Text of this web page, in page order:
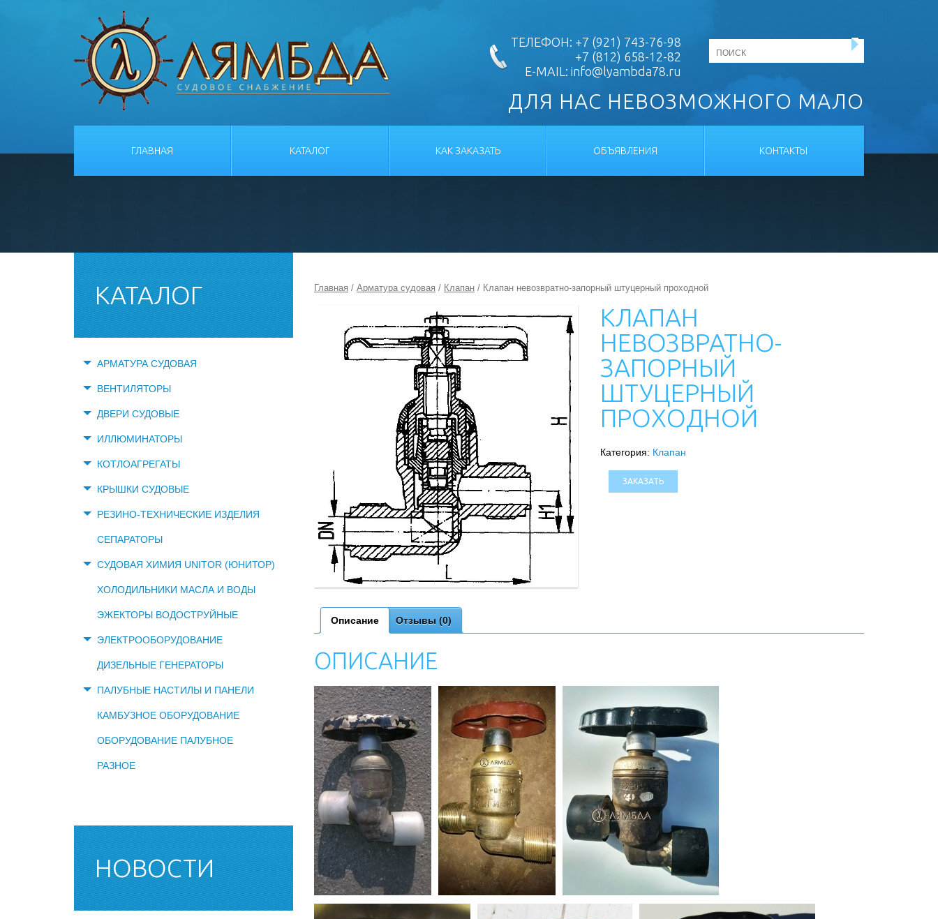
ТЕЛЕФОН: +7 (921) 743-76-98
+7 (812) 658-12-82
E-MAIL: info@lyambda78.ru
ДЛЯ НАС НЕВОЗМОЖНОГО МАЛО
ГЛАВНАЯ КАТАЛОГ КАК ЗАКАЗАТЬ ОБЪЯВЛЕНИЯ КОНТАКТЫ
КАТАЛОГ
АРМАТУРА СУДОВАЯ
ВЕНТИЛЯТОРЫ
ДВЕРИ СУДОВЫЕ
ИЛЛЮМИНАТОРЫ
КОТЛОАГРЕГАТЫ
КРЫШКИ СУДОВЫЕ
РЕЗИНО-ТЕХНИЧЕСКИЕ ИЗДЕЛИЯ
СЕПАРАТОРЫ
СУДОВАЯ ХИМИЯ UNITOR (ЮНИТОР)
ХОЛОДИЛЬНИКИ МАСЛА И ВОДЫ
ЭЖЕКТОРЫ ВОДОСТРУЙНЫЕ
ЭЛЕКТРООБОРУДОВАНИЕ
ДИЗЕЛЬНЫЕ ГЕНЕРАТОРЫ
ПАЛУБНЫЕ НАСТИЛЫ И ПАНЕЛИ
КАМБУЗНОЕ ОБОРУДОВАНИЕ
ОБОРУДОВАНИЕ ПАЛУБНОЕ
РАЗНОЕ
НОВОСТИ
Главная / Арматура судовая / Клапан / Клапан невозвратно-запорный штуцерный проходной
КЛАПАН
НЕВОЗВРАТНО-
ЗАПОРНЫЙ
ШТУЦЕРНЫЙ
ПРОХОДНОЙ
Категория: Клапан
ЗАКАЗАТЬ
Описание Отзывы (0)
ОПИСАНИЕ